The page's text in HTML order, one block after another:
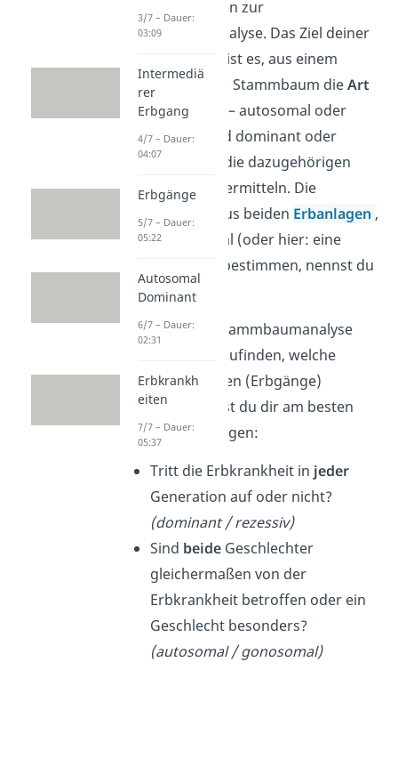
häufig Aufgaben zur
Stammbaumanalyse. Das Ziel deiner
Untersuchung ist es, aus einem
„unbekannten“ Stammbaum dieArt
der Vererbung
– autosomal oder
gonosomal und dominant oder
rezessiv – und die dazugehörigen
Genotypen
zu ermitteln. Die
Kombination aus beiden Erbanlagen ,
die ein Merkmal (oder hier: eine
Erbkrankheit) bestimmen, nennst du
Genotyp.
Um bei einer Stammbaumanalyse
Übung herauszufinden, welche
Vererbungsarten (Erbgänge)
vorliegen, stellst du dir am besten
immer zwei Fragen:
Tritt die Erbkrankheit in jeder
Generation auf oder nicht?
(dominant / rezessiv)
Sind beide Geschlechter
gleichermaßen von der
Erbkrankheit betroffen oder ein
Geschlecht besonders?
(autosomal / gonosomal)
3/7 – Dauer:
03:09
Intermediä
rer
Erbgang
4/7 – Dauer:
04:07
Erbgänge
5/7 – Dauer:
05:22
Autosomal
Dominant
6/7 – Dauer:
02:31
Erbkrankh
eiten
7/7 – Dauer:
05:37